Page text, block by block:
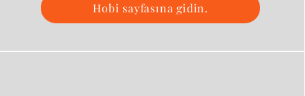
Hobi sayfasına gidin.